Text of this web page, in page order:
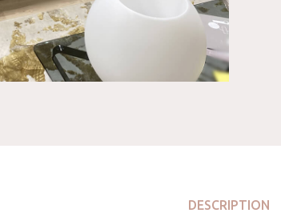
DESCRIPTION